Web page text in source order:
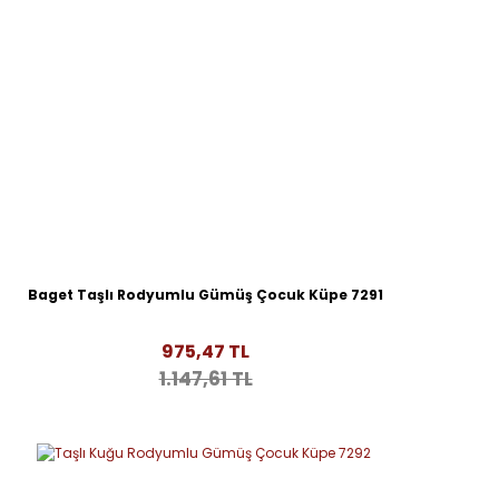
Baget Taşlı Rodyumlu Gümüş Çocuk Küpe 7291
975,47 TL
1.147,61 TL